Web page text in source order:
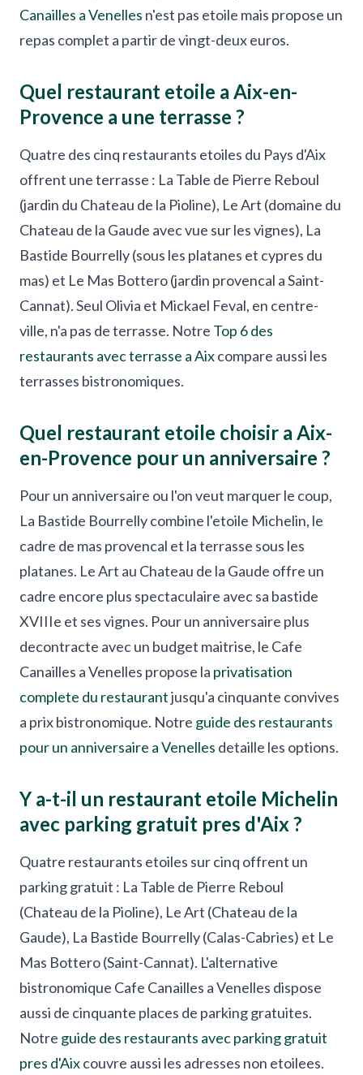
Canailles a Venelles n'est pas etoile mais propose un
repas complet a partir de vingt-deux euros.
Quel restaurant etoile a Aix-en-
Provence a une terrasse ?
Quatre des cinq restaurants etoiles du Pays d'Aix
offrent une terrasse : La Table de Pierre Reboul
(jardin du Chateau de la Pioline), Le Art (domaine du
Chateau de la Gaude avec vue sur les vignes), La
Bastide Bourrelly (sous les platanes et cypres du
mas) et Le Mas Bottero (jardin provencal a Saint-
Cannat). Seul Olivia et Mickael Feval, en centre-
ville, n'a pas de terrasse. Notre Top 6 des
restaurants avec terrasse a Aixcompare aussi les
terrasses bistronomiques.
Quel restaurant etoile choisir a Aix-
en-Provence pour un anniversaire ?
Pour un anniversaire ou l'on veut marquer le coup,
La Bastide Bourrelly combine l'etoile Michelin, le
cadre de mas provencal et la terrasse sous les
platanes. Le Art au Chateau de la Gaude offre un
cadre encore plus spectaculaire avec sa bastide
XVIIIe et ses vignes. Pour un anniversaire plus
decontracte avec un budget maitrise, le Cafe
Canailles a Venelles propose la privatisation
complete du restaurantjusqu'a cinquante convives
a prix bistronomique. Notre guide des restaurants
pour un anniversaire a Venelles detaille les options.
Y a-t-il un restaurant etoile Michelin
avec parking gratuit pres d'Aix ?
Quatre restaurants etoiles sur cinq offrent un
parking gratuit : La Table de Pierre Reboul
(Chateau de la Pioline), Le Art (Chateau de la
Gaude), La Bastide Bourrelly (Calas-Cabries) et Le
Mas Bottero (Saint-Cannat). L'alternative
bistronomique Cafe Canailles a Venelles dispose
aussi de cinquante places de parking gratuites.
Notre guide des restaurants avec parking gratuit
pres d'Aixcouvre aussi les adresses non etoilees.